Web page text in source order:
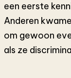
een eerste
Anderen
om gewoon
als ze